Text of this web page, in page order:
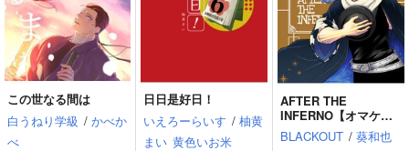
この世なる間は
白うねり学級 / かべか
べ
日日是好日！
いえろーらいす / 柚黄
まい 黄色いお米
AFTER THE
INFERNO【オマケ無
し】
BLACKOUT / 葵和也